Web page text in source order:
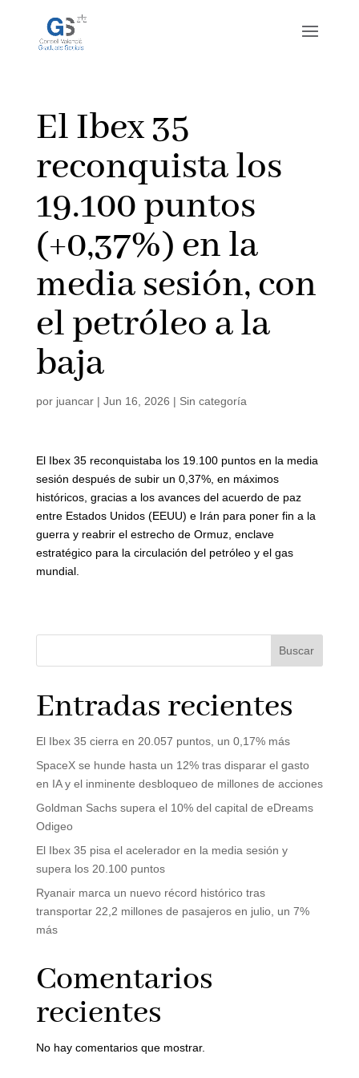
El Ibex 35
reconquista los
19.100 puntos
(+0,37%) en la
media sesión, con
el petróleo a la
baja
por juancar| Jun 16, 2026 | Sin categoría
El Ibex 35 reconquistaba los 19.100 puntos en la media
sesión después de subir un 0,37%, en máximos
históricos, gracias a los avances del acuerdo de paz
entre Estados Unidos (EEUU) e Irán para poner fin a la
guerra y reabrir el estrecho de Ormuz, enclave
estratégico para la circulación del petróleo y el gas
mundial.
Buscar
Entradas recientes
El Ibex 35 cierra en 20.057 puntos, un 0,17% más
SpaceX se hunde hasta un 12% tras disparar el gasto
en IA y el inminente desbloqueo de millones de acciones
Goldman Sachs supera el 10% del capital de eDreams
Odigeo
El Ibex 35 pisa el acelerador en la media sesión y
supera los 20.100 puntos
Ryanair marca un nuevo récord histórico tras
transportar 22,2 millones de pasajeros en julio, un 7%
más
Comentarios
recientes
No hay comentarios que mostrar.